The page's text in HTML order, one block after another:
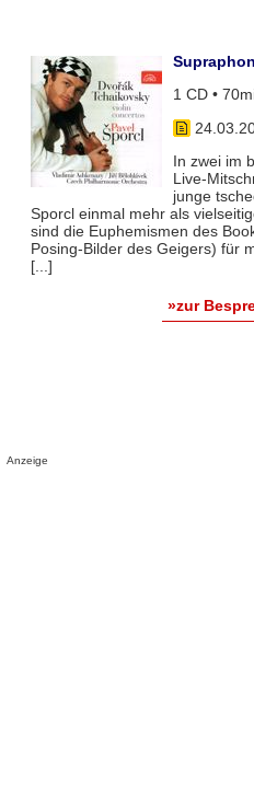
1 CD •
In zwei im
Live-
junge
Sporcl einmal mehr als
sind die Euphemismen des
Posing-Bilder des Geigers) für
[...]
»zur
Anzeige